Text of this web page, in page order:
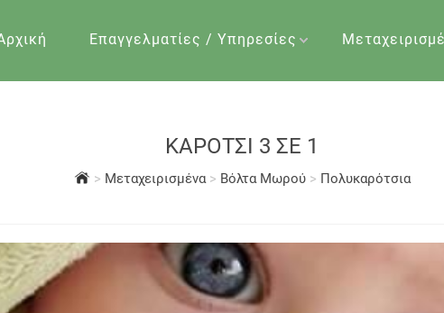
Επαγγελματίες / Υπηρεσίες
ΚΑΡΟΤΣΙ 3 ΣΕ 1
> Μεταχειρισμένα > Βόλτα Μωρού > Πολυκαρότσια